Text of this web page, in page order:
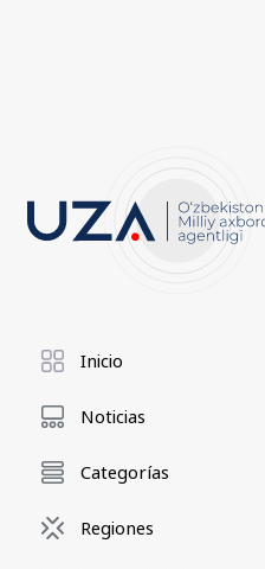
Inicio
Noticias
Categorías
Regiones